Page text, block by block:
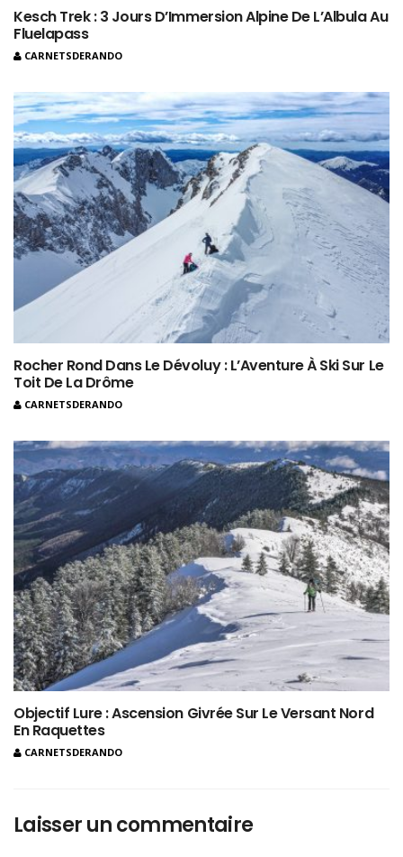
Kesch Trek : 3 Jours D’Immersion Alpine De L’Albula Au
Fluelapass
CARNETSDERANDO
Rocher Rond Dans Le Dévoluy : L’Aventure À Ski Sur Le
Toit De La Drôme
CARNETSDERANDO
Objectif Lure : Ascension Givrée Sur Le Versant Nord
En Raquettes
CARNETSDERANDO
Laisser un commentaire